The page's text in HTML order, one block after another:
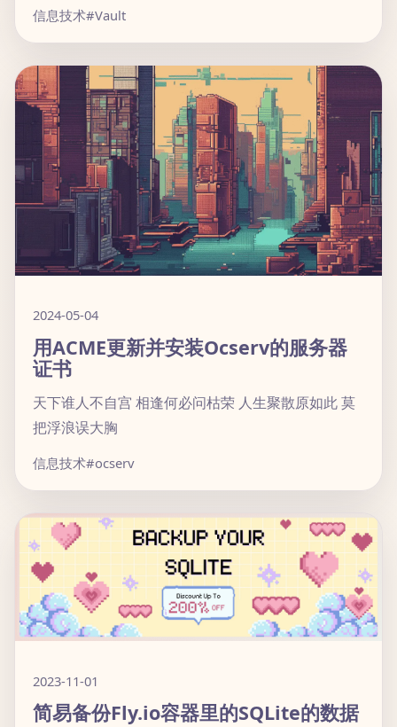
信息技术#Vault
2024-05-04
用ACME更新并安装Ocserv的服务器
证书
天下谁人不自宫 相逢何必问枯荣 人生聚散原如此 莫
把浮浪误大胸
信息技术#ocserv
2023-11-01
简易备份Fly.io容器里的SQLite的数据